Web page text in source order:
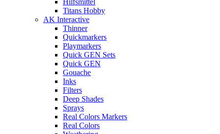
Hilfsmittel
Titans Hobby
AK Interactive
Thinner
Quickmarkers
Playmarkers
Quick GEN Sets
Quick GEN
Gouache
Inks
Filters
Deep Shades
Sprays
Real Colors Markers
Real Colors